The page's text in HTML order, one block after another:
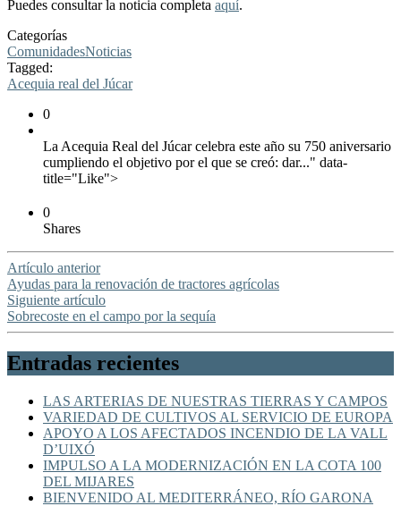
Puedes consultar la noticia completa aquí.
Categorías
ComunidadesNoticias
Tagged:
Acequia real del Júcar
0
La Acequia Real del Júcar celebra este año su 750 aniversario
cumpliendo el objetivo por el que se creó: dar..." data-
title="Like">
0
Shares
Artículo anterior
Ayudas para la renovación de tractores agrícolas
Siguiente artículo
Sobrecoste en el campo por la sequía
Entradas recientes
LAS ARTERIAS DE NUESTRAS TIERRAS Y CAMPOS
VARIEDAD DE CULTIVOS AL SERVICIO DE EUROPA
APOYO A LOS AFECTADOS INCENDIO DE LA VALL
D’UIXÓ
IMPULSO A LA MODERNIZACIÓN EN LA COTA 100
DEL MIJARES
BIENVENIDO AL MEDITERRÁNEO, RÍO GARONA